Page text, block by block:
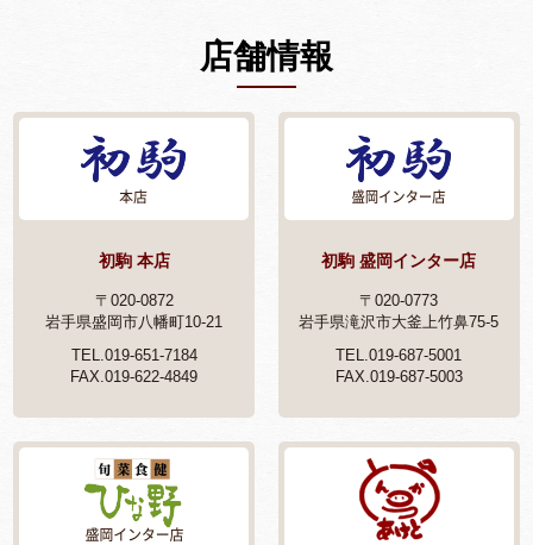
店舗情報
初駒 本店
〒020-0872
岩手県盛岡市八幡町10-21
TEL.019-651-7184
FAX.019-622-4849
初駒 盛岡インター店
〒020-0773
岩手県滝沢市大釜上竹鼻75-5
TEL.019-687-5001
FAX.019-687-5003